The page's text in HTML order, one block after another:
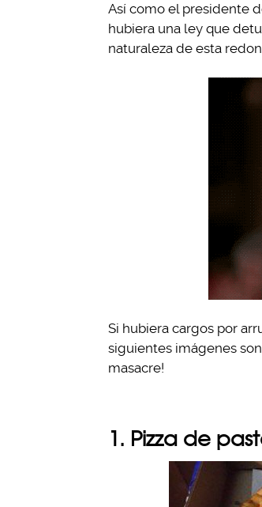
Así como el presidente
hubiera una ley que
naturaleza de esta
Si hubiera cargos por
siguientes imágenes
masacre!
1. Pizza de